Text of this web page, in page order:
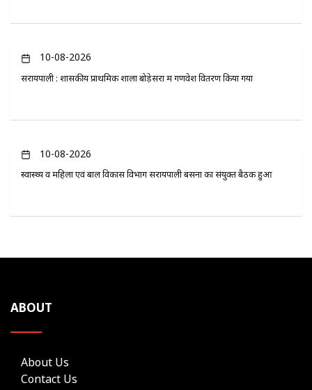
10-08-2026
सरायपाली : शासकीय प्राथमिक शाला बोड़ेसरा में गणवेश वितरण किया गया
10-08-2026
स्वास्थ्य व महिला एवं बाल विकास विभाग सरायपाली बसना का संयुक्त बैठक हुआ
ABOUT
About Us
Contact Us